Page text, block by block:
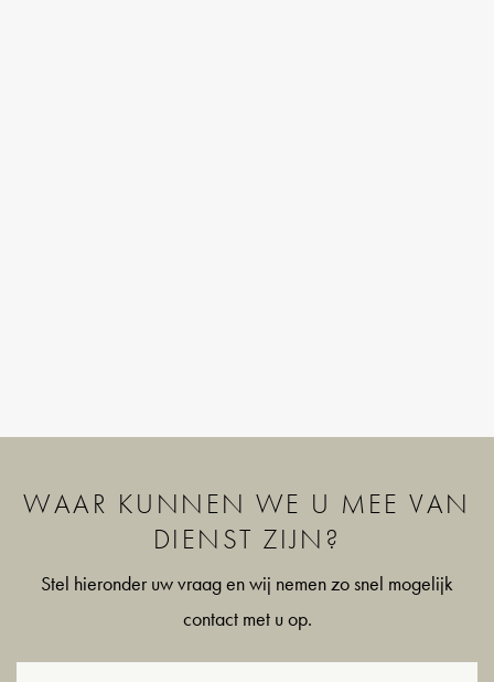
WAAR KUNNEN WE U MEE VAN
DIENST ZIJN?
Stel hieronder uw vraag en wij nemen zo snel mogelijk
contact met u op.